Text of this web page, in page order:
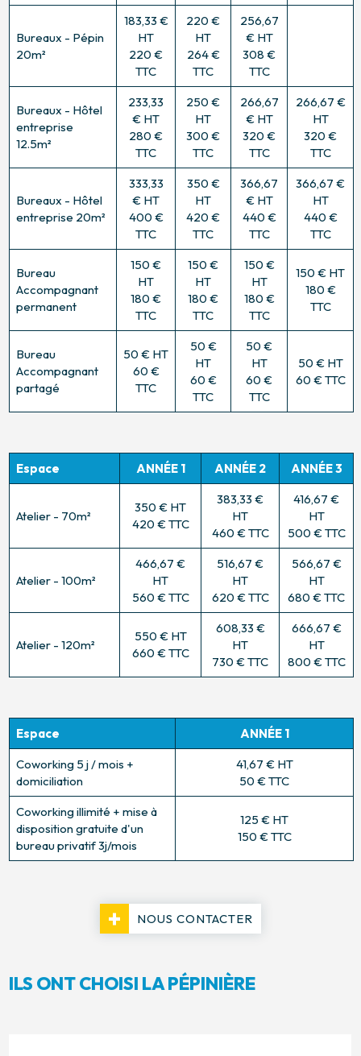
Bureaux - Pépin
20m²
183,33 €
HT
220 €
TTC
220 €
HT
264 €
TTC
256,67
€ HT
308 €
TTC
Bureaux - Hôtel
entreprise
12.5m²
233,33
€ HT
280 €
TTC
250 €
HT
300 €
TTC
266,67
€ HT
320 €
TTC
266,67 €
HT
320 €
TTC
Bureaux - Hôtel
entreprise 20m²
333,33
€ HT
400 €
TTC
350 €
HT
420 €
TTC
366,67
€ HT
440 €
TTC
366,67 €
HT
440 €
TTC
Bureau
Accompagnant
permanent
150 €
HT
180 €
TTC
150 €
HT
180 €
TTC
150 €
HT
180 €
TTC
150 € HT
180 €
TTC
Bureau
Accompagnant
partagé
50 € HT
60 €
TTC
50 €
HT
60 €
TTC
50 €
HT
60 €
TTC
50 € HT
60 € TTC
Espace ANNÉE 1 ANNÉE 2 ANNÉE 3
Atelier - 70m²
350 € HT
420 € TTC
383,33 €
HT
460 € TTC
416,67 €
HT
500 € TTC
Atelier - 100m²
466,67 €
HT
560 € TTC
516,67 €
HT
620 € TTC
566,67 €
HT
680 € TTC
Atelier - 120m²
550 € HT
660 € TTC
608,33 €
HT
730 € TTC
666,67 €
HT
800 € TTC
Espace
ANNÉE 1
Coworking 5 j / mois +
domiciliation
41,67 € HT
50 € TTC
Coworking illimité + mise à
disposition gratuite d'un
bureau privatif 3j/mois
125 € HT
150 € TTC
NOUS CONTACTER
ILS ONT CHOISI LA PÉPINIÈRE